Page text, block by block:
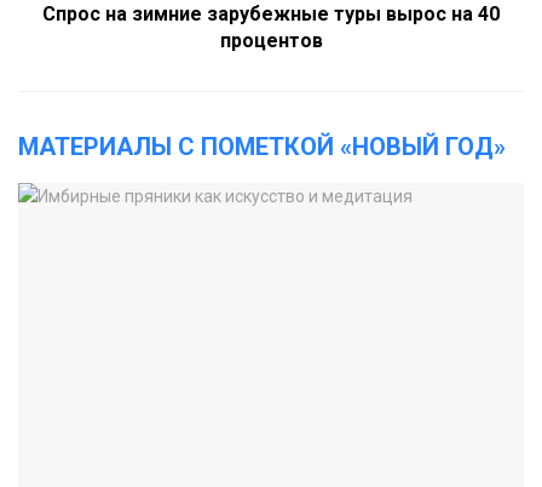
Спрос на зимние зарубежные туры вырос на 40
процентов
МАТЕРИАЛЫ С ПОМЕТКОЙ «НОВЫЙ ГОД»